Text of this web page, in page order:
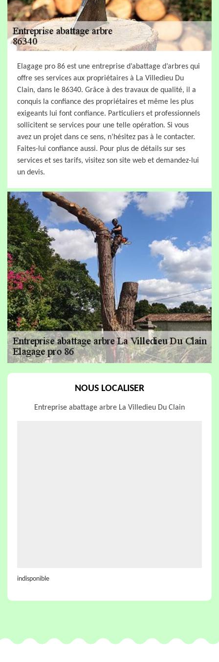
Elagage pro 86 est une entreprise d’abattage d’arbres qui
offre ses services aux propriétaires à La Villedieu Du
Clain, dans le 86340. Grâce à des travaux de qualité, il a
conquis la confiance des propriétaires et même les plus
exigeants lui font confiance. Particuliers et professionnels
sollicitent se services pour une telle opération. Si vous
avez un projet dans ce sens, n’hésitez pas à le contacter.
Faites-lui confiance aussi. Pour plus de détails sur ses
services et ses tarifs, visitez son site web et demandez-lui
un devis.
NOUS LOCALISER
Entreprise abattage arbre La Villedieu Du Clain
indisponible